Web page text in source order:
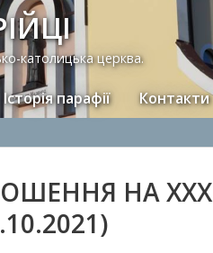
католицька церква.
Історія парафії Контакти
НА XXX